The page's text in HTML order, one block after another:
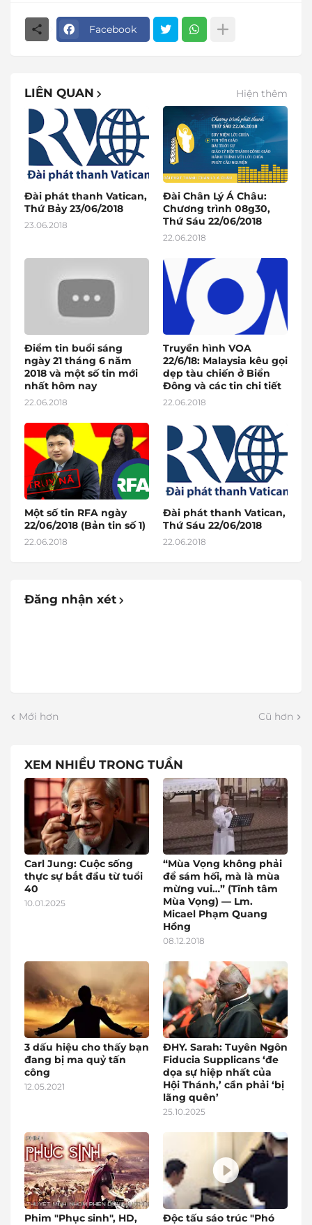
Facebook
LIÊN QUAN Hiện thêm
Đài phát thanh Vatican,
Thứ Bảy 23/06/2018
23.06.2018
Đài Chân Lý Á Châu:
Chương trình 08g30,
Thứ Sáu 22/06/2018
22.06.2018
Điểm tin buổi sáng
ngày 21 tháng 6 năm
2018 và một số tin mới
nhất hôm nay
22.06.2018
Truyền hình VOA
22/6/18: Malaysia kêu gọi
dẹp tàu chiến ở Biển
Đông và các tin chi tiết
22.06.2018
Một số tin RFA ngày
22/06/2018 (Bản tin số 1)
22.06.2018
Đài phát thanh Vatican,
Thứ Sáu 22/06/2018
22.06.2018
Đăng nhận xét
Mới hơn Cũ hơn
XEM NHIỀU TRONG TUẦN
Carl Jung: Cuộc sống
thực sự bắt đầu từ tuổi
40
10.01.2025
“Mùa Vọng không phải
để sám hối, mà là mùa
mừng vui…” (Tĩnh tâm
Mùa Vọng) — Lm.
Micael Phạm Quang
Hồng
08.12.2018
3 dấu hiệu cho thấy bạn
đang bị ma quỷ tấn
công
12.05.2021
ĐHY. Sarah: Tuyên Ngôn
Fiducia Supplicans ‘đe
dọa sự hiệp nhất của
Hội Thánh,’ cần phải ‘bị
lãng quên’
25.10.2025
Phim "Phục sinh", HD,
Độc tấu sáo trúc "Phó